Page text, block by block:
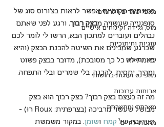
מאפי שמרים | לחמים
מוס, גלידה וקינוחים אישיים
עוגיות וחיתוכיות
פאי וטארט
מאפינס ועוגות בחושות
ארוחות ערוכות
מארחת ומתארחת
מתנות לחיים
במונחים מקומיים אפשר לראות בצ'ורוס סוג של
סופגנייה שעשויה מבצק רבוך. ורגע לפני שאתם
נבהלים ועוברים למתכון הבא, הרשו לי לומר לכם
שברגע שמבינים את השיטה להכנת הבצק (והיא
באמת לא כל כך מסובכת), מדובר בבצק פשוט
ומהיר, יחסית, להכנה, בלי שמרים ובלי התפחה.
מה זה בעצם בצק רבוך? בצק רבוך הוא בצק
מבושל שעשוי מרביכה (בצרפתית: Roux
רוּ) -
תערובת של קמח ושומן. במקור משמשת